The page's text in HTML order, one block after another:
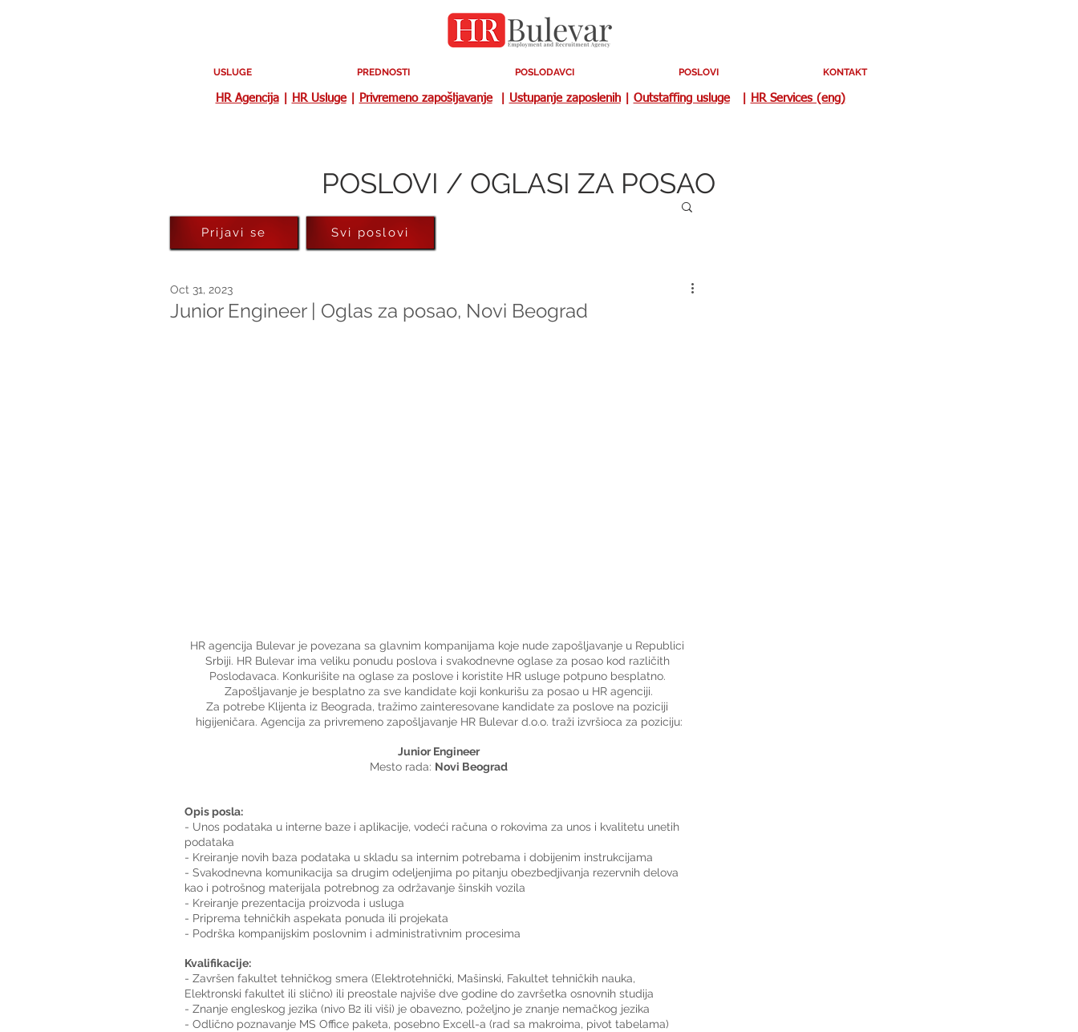
USLUGE PREDNOSTI POSLODAVCI POSLOVI KONTAKT
HR Agencija| HR Usluge| Privremeno zapošljavanje| Ustupanje zaposlenih| Outstaffing usluge| HR Services (eng)
POSLOVI / OGLASI ZA POSAO
Junior Engineer | Oglas za posao, Novi Beograd
Oct 31, 2023
HR agencija Bulevar je povezana sa glavnim kompanijama koje nude zapošljavanje u Republici
Srbiji. HR Bulevar ima veliku ponudu poslova i svakodnevne oglase za posao kod različith
Poslodavaca. Konkurišite na oglase za poslove i koristite HR usluge potpuno besplatno.
Zapošljavanje je besplatno za sve kandidate koji konkurišu za posao u HR agenciji.
Za potrebe Klijenta iz Beograda, tražimo zainteresovane kandidate za poslove na poziciji
higijeničara. Agencija za privremeno zapošljavanje HR Bulevar d.o.o. traži izvršioca za poziciju:
Junior Engineer
Mesto rada: Novi Beograd
Opis posla:
- Unos podataka u interne baze i aplikacije, vodeći računa o rokovima za unos i kvalitetu unetih
podataka
- Kreiranje novih baza podataka u skladu sa internim potrebama i dobijenim instrukcijama
- Svakodnevna komunikacija sa drugim odeljenjima po pitanju obezbedjivanja rezervnih delova
kao i potrošnog materijala potrebnog za održavanje šinskih vozila
- Kreiranje prezentacija proizvoda i usluga
- Priprema tehničkih aspekata ponuda ili projekata
- Podrška kompanijskim poslovnim i administrativnim procesima
Kvalifikacije:
- Završen fakultet tehničkog smera (Elektrotehnički, Mašinski, Fakultet tehničkih nauka,
Elektronski fakultet ili slično) ili preostale najviše dve godine do završetka osnovnih studija
- Znanje engleskog jezika (nivo B2 ili viši) je obavezno, poželjno je znanje nemačkog jezika
- Odlično poznavanje MS Office paketa, posebno Excell-a (rad sa makroima, pivot tabelama)
Prijavi se Svi poslovi